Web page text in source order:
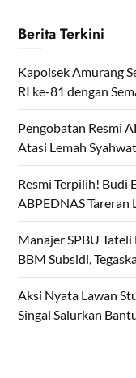
Berita Terkini
Kapolsek Amurang
RI ke-81 dengan
Pengobatan Resmi
Atasi Lemah Syahwat
Resmi Terpilih! Budi
ABPEDNAS Tareran
Manajer SPBU
BBM Subsidi,
Aksi Nyata Lawan
Singal Salurkan